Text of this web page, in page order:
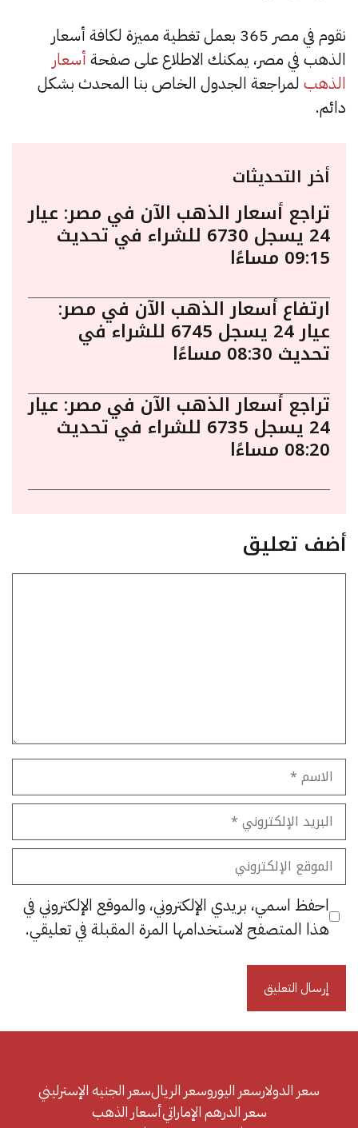
نقوم في مصر 365 بعمل تغطية مميزة لكافة أسعار
الذهب في مصر، يمكنك الاطلاع على صفحة أسعار
الذهب لمراجعة الجدول الخاص بنا المحدث بشكل
دائم.
أخر التحديثات
تراجع أسعار الذهب الآن في مصر: عيار
24 يسجل 6730 للشراء في تحديث
09:15 مساءًا
ارتفاع أسعار الذهب الآن في مصر:
عيار 24 يسجل 6745 للشراء في
تحديث 08:30 مساءًا
تراجع أسعار الذهب الآن في مصر: عيار
24 يسجل 6735 للشراء في تحديث
08:20 مساءًا
أضف تعليق
الاسم
البريد
الإلكتروني
الموقع
الإلكتروني
احفظ اسمي، بريدي الإلكتروني، والموقع الإلكتروني في
هذا المتصفح لاستخدامها المرة المقبلة في تعليقي.
سعر الدولارسعر اليوروسعر الريالسعر الجنيه الإسترليني
سعر الدرهم الإماراتيأسعار الذهب